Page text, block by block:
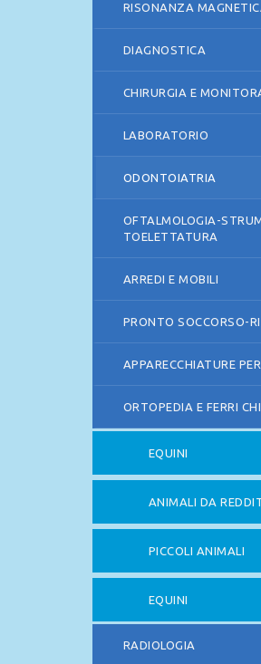
RISONANZA
DIAGNOSTICA
CHIRURGIA E
LABORATORIO
ODONTOIATRIA
OFTALMOLOGIA-
TOELETTATURA
ARREDI E MOBILI
PRONTO SOCCORSO-
APPARECCHIATURE
ORTOPEDIA E FERRI
EQUINI
ANIMALI DA
PICCOLI ANIMALI
EQUINI
RADIOLOGIA